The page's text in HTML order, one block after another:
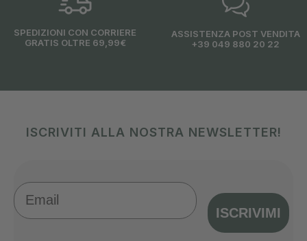
SPEDIZIONI CON CORRIERE
GRATIS OLTRE 69,99€
ASSISTENZA POST VENDITA
+39 049 880 20 22
ISCRIVITI ALLA NOSTRA NEWSLETTER!
Email
ISCRIVIMI